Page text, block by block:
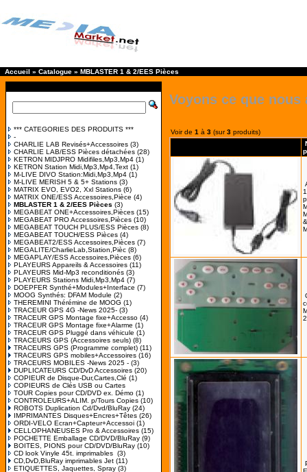
Accueil » Catalogue » MBLASTER 1 & 2/EES Pièces
*** CATEGORIES DES PRODUITS ***
-
CHARLIE LAB Revisés+Accessoires (3)
CHARLIE LAB/ESS Pièces détachées (28)
KETRON MIDJPRO Midifiles,Mp3,Mp4 (1)
KETRON Station Midi,Mp3,Mp4,Text (1)
M-LIVE DIVO Station:Midi,Mp3,Mp4 (1)
M-LIVE MERISH 5 & 5+ Stations (3)
MATRIX EVO, EVO2, Xxl Stations (6)
MATRIX ONE/ESS Accessoires,Pièce (4)
MBLASTER 1 & 2/EES Pièces (3)
MEGABEAT ONE+Accessoires,Pièces (15)
MEGABEAT PRO Accessoires,Pièces (10)
MEGABEAT TOUCH PLUS/ESS Pièces (8)
MEGABEAT TOUCH/ESS Pièces (4)
MEGABEAT2/ESS Accessoires,Pièces (7)
MEGALITE/CharlieLab,Station,Pièc (8)
MEGAPLAY/ESS Accessoires,Pièces (6)
PLAYEURS Appareils & Accessoires (11)
PLAYEURS Mid-Mp3 reconditionés (3)
PLAYEURS Stations Midi,Mp3,Mp4 (7)
DOEPFER Synthé+Modules+Interface (7)
MOOG Synthés: DFAM Module (2)
THEREMINI Thérémine de MOOG (1)
TRACEUR GPS 4G -News 2025- (3)
TRACEUR GPS Montage fixe+Accesso (4)
TRACEUR GPS Montage fixe+Alarme (1)
TRACEUR GPS Pluggé dans véhicule (1)
TRACEURS GPS (Accessoires seuls) (8)
TRACEURS GPS (Programme complet) (11)
TRACEURS GPS mobiles+Accessoires (16)
TRACEURS MOBILES -News 2025 - (3)
DUPLICATEURS CD/DvD Accessoires (20)
COPIEUR de Disque-Dur,Cartes,Clé (1)
COPIEURS de Clés USB ou Cartes
TOUR Copies pour CD/DVD ex. Démo (1)
CONTROLEURS+ALIM. p/Tours Copies (10)
ROBOTS Duplication Cd/Dvd/BluRay (24)
IMPRIMANTES Disques+Encres+Têtes (26)
ORDI-VELO Ecran+Capteur+Accessoi (1)
CELLOPHANEUSES Pro & Accessoires (15)
POCHETTE Emballage CD/DVD/BluRay (9)
BOITES, PIONS pour CD/DVD/BluRay (10)
CD look Vinyle 45t. imprimables (3)
CD,DvD,BluRay imprimables Jet (11)
ETIQUETTES, Jaquettes, Spray (3)
Voyons ce que nous
Voir de 1 à 3 (sur3 produits)
&